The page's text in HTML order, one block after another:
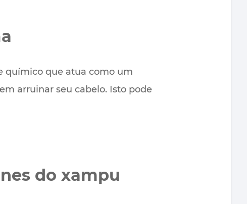
químico que atua como um
arruinar seu cabelo. Isto pode
do xampu